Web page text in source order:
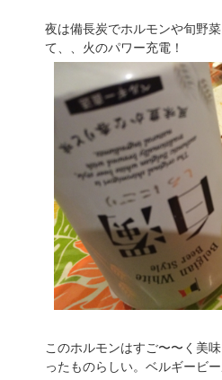
夜は備長炭でホルモンや旬野
て、、火のパワー充電！
このホルモンはすご〜〜く美
ったものらしい。ベルギービー